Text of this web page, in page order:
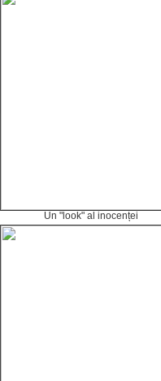
Un "look" al inocenței